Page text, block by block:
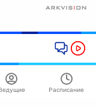
Расписание